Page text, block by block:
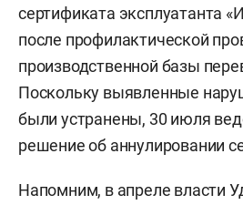
сертификата эксплуатанта
после профилактической
производственной базы
Поскольку выявленные
были устранены, 30 июля
решение об аннулировании
Напомним, в апреле власти